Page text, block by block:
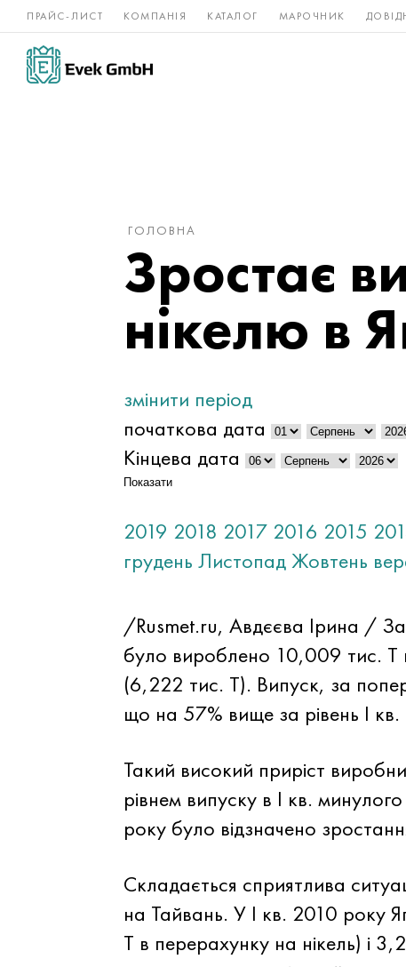
ПРАЙС-ЛИСТ КОМПАНІЯ КАТАЛОГ МАРОЧНИК
Нікелеві
сплави
ГОЛОВНА
Зростає
нікелю в
змінити період
початкова дата
Кінцева дата
Показати
2019 2018 2017 2016 2015
грудень ЛистопадЖовтень
/Rusmet.ru, Авдєєва Ірина /
було вироблено 10,009 тис. Т
(6,222 тис. Т). Випуск, за
що на 57% вище за рівень I
Такий високий приріст
рівнем випуску в I кв.
року було відзначено
Складається сприятлива
на Тайвань. У I кв. 2010 року
Т в перерахунку на нікель) і